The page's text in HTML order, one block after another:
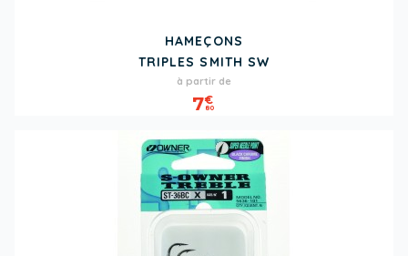
HAMEÇONS
TRIPLES SMITH SW
Prix
à partir de
7€
80